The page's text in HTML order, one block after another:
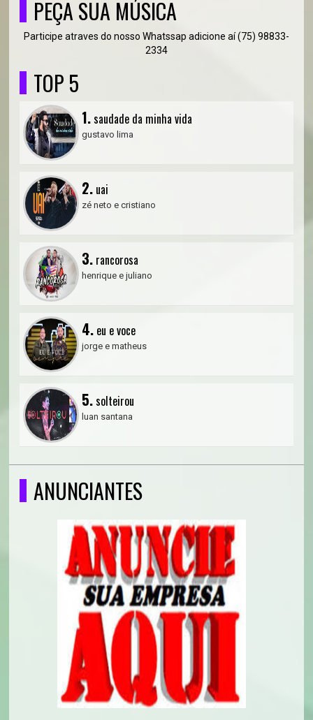
PEÇA SUA MÚSICA
Participe atraves do nosso Whatssap adicione aí (75) 98833-
2334
TOP 5
1.saudade da minha vida
gustavo lima
2. uai
zé neto e cristiano
3. rancorosa
henrique e juliano
4. eu e voce
jorge e matheus
5.solteirou
luan santana
ANUNCIANTES